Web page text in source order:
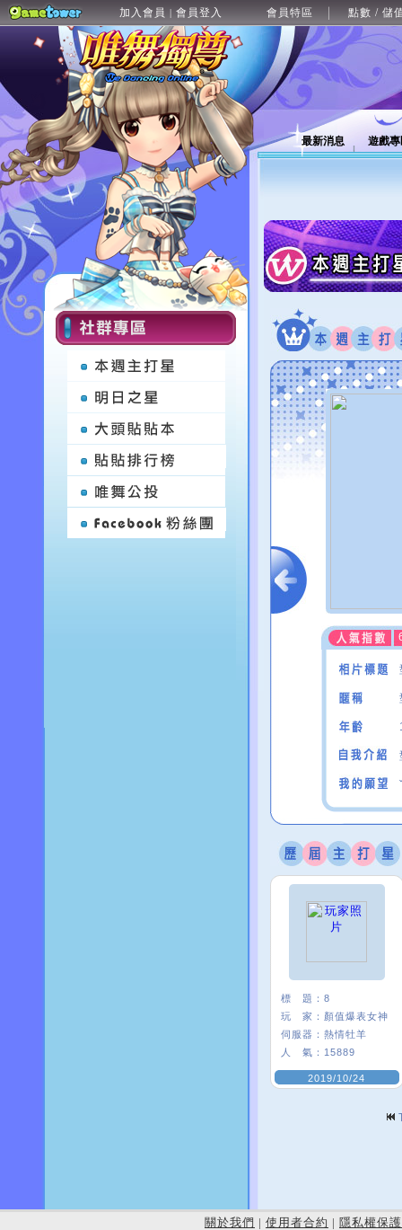
加入會員 | 會員登入 會員特區 點數 / 儲
最新消息 遊戲
標 題： 8
玩 家： 顏值爆表女神
伺服器： 熱情牡羊
人 氣： 15889
2019/10/24
關於我們 | 使用者合約 | 隱私權保護